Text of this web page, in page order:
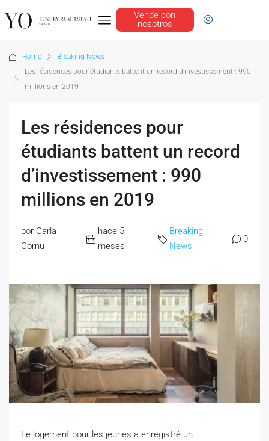
Vende con
nosotros
Home
Breaking News
Les résidences pour étudiants battent un record d’investissement : 990
millions en 2019
Les résidences pour
étudiants battent un record
d’investissement : 990
millions en 2019
por Carla
Cornu
hace 5
meses
Breaking
News
0
Le logement pour les jeunes a enregistré un